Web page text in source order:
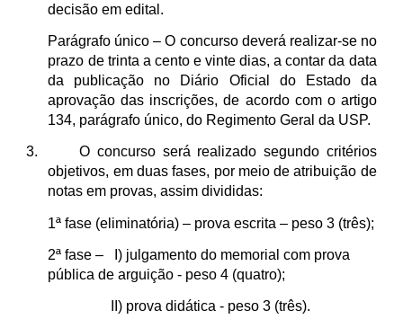
decisão em edital.
Parágrafo único – O concurso deverá realizar-se no
prazo de trinta a cento e vinte dias, a contar da data
da publicação no Diário Oficial do Estado da
aprovação das inscrições, de acordo com o artigo
134, parágrafo único, do Regimento Geral da USP.
3. O concurso será realizado segundo critérios
objetivos, em duas fases, por meio de atribuição de
notas em provas, assim divididas:
1ª fase (eliminatória) – prova escrita – peso 3 (três);
2ª fase – I) julgamento do memorial com prova
pública de arguição - peso 4 (quatro);
II) prova didática - peso 3 (três).